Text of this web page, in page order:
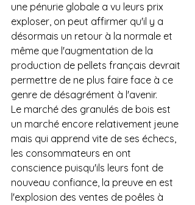
une pénurie globale a vu leurs prix
exploser, on peut affirmer qu'il y a
désormais un retour à la normale et
même que l'augmentation de la
production de pellets français devrait
permettre de ne plus faire face à ce
genre de désagrément à l'avenir.
Le marché des granulés de bois est
un marché encore relativement jeune
mais qui apprend vite de ses échecs,
les consommateurs en ont
conscience puisqu'ils leurs font de
nouveau confiance, la preuve en est
l'explosion des ventes de poêles à